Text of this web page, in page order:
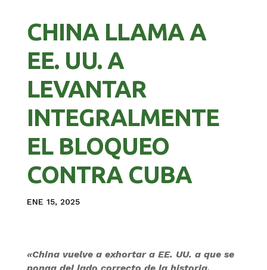
CHINA LLAMA A
EE. UU. A
LEVANTAR
INTEGRALMENTE
EL BLOQUEO
CONTRA CUBA
ENE 15, 2025
«China vuelve a exhortar a EE. UU. a que se